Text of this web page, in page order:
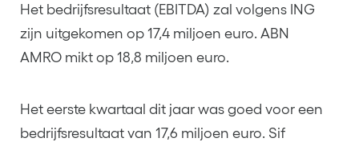
Het bedrijfsresultaat (EBITDA) zal volgens ING
zijn uitgekomen op 17,4 miljoen euro. ABN
AMRO mikt op 18,8 miljoen euro.
Het eerste kwartaal dit jaar was goed voor een
bedrijfsresultaat van 17,6 miljoen euro. Sif